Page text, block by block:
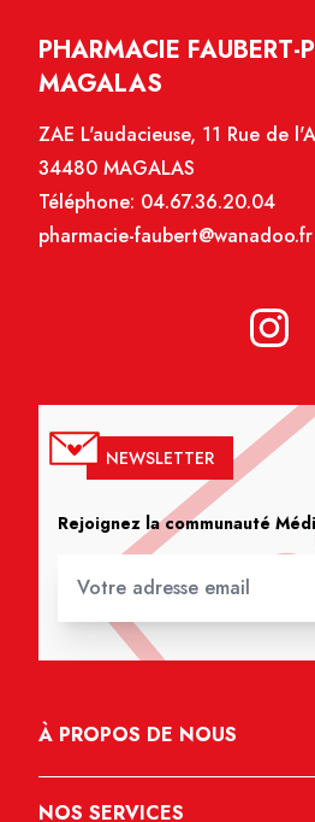
PHARMACIE FAUBERT-
MAGALAS
ZAE L'audacieuse, 11 Rue de
34480 MAGALAS
Téléphone: 04.67.36.20.04
pharmacie-faubert@wanadoo.fr
NEWSLETTER
Rejoignez la communauté
À PROPOS DE NOUS
NOS SERVICES